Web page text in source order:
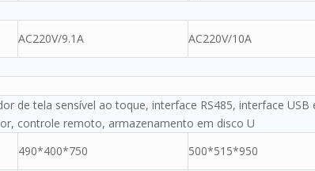
AC220V/9.1A
AC220V/10A
de tela sensível ao toque, interface RS485, interface USB
controle remoto, armazenamento em disco U
490*400*750
500*515*950